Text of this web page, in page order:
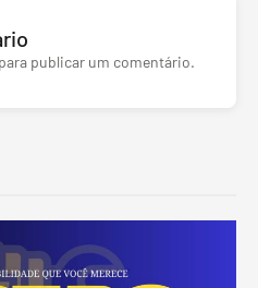
para publicar um comentário.